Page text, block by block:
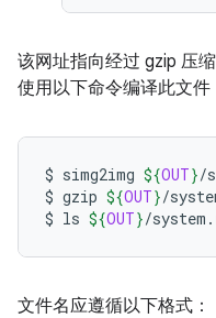
该网址指向经过 gzip 压
使用以下命令编译此文件
$ simg2img ${OUT}/
$ gzip ${OUT}/
$ ls ${OUT}
文件名应遵循以下格式：